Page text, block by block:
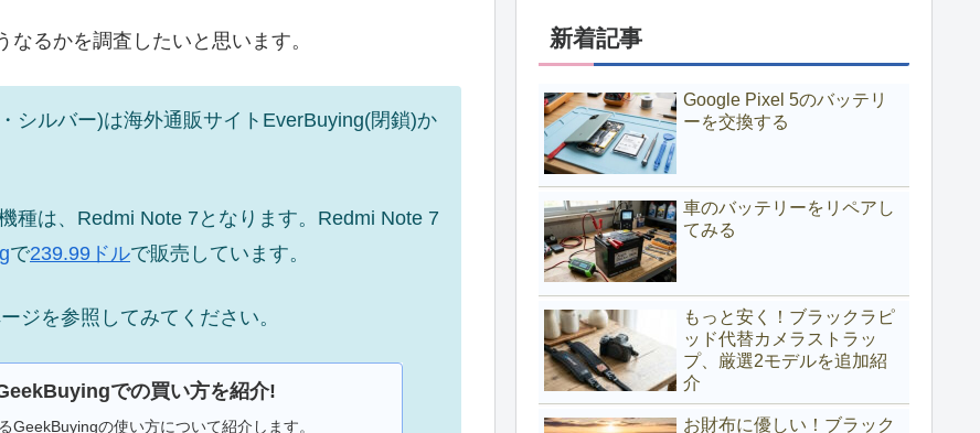
るかを調査したいと思います。
シルバー)は海外通販サイトEverBuying(閉鎖)か
種は、Redmi Note 7となります。Redmi Note 7
で239.99ドルで販売しています。
ジを参照してみてください。
での買い方を紹介!
GeekBuyingの使い方について紹介します。
新着記事
Google Pixel 5のバッテリ
ーを交換する
車のバッテリーをリペアし
てみる
もっと安く！ブラックラピ
ッド代替カメラストラッ
プ、厳選2モデルを追加紹
介
お財布に優しい！ブラック